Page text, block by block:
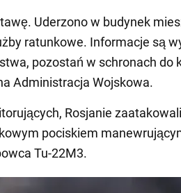
Uderzono w budynek
ratunkowe. Informacje są
pozostań w schronach do
Administracja Wojskowa.
Rosjanie
pociskiem
Tu-22M3.